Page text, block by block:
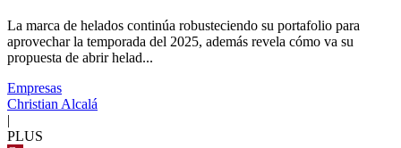
La marca de helados continúa robusteciendo su portafolio para
aprovechar la temporada del 2025, además revela cómo va su
propuesta de abrir helad...
Empresas
Christian Alcalá
|
PLUS